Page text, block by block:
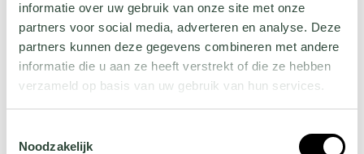
informatie over uw gebruik van onze site met onze
partners voor social media, adverteren en analyse. Deze
partners kunnen deze gegevens combineren met andere
informatie die u aan ze heeft verstrekt of die ze hebben
verzameld op basis van uw gebruik van hun services.
jehier.
Noodzakelijk